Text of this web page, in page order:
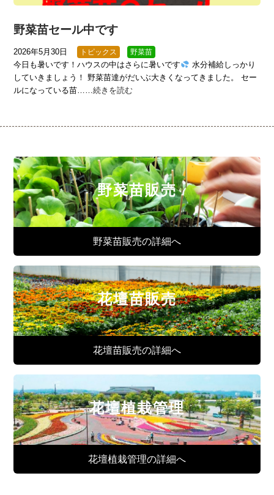
野菜苗セール中です
2026年5月30日 トピックス 野菜苗
今日も暑いです！ハウスの中はさらに暑いです
水分補給しっかり
していきましょう！ 野菜苗達がだいぶ大きくなってきました。 セー
ルになっている苗……続きを読む
野菜苗販売
野菜苗販売の詳細へ
花壇苗販売
花壇苗販売の詳細へ
花壇植栽管理
花壇植栽管理の詳細へ